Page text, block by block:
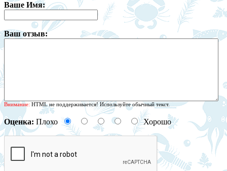
Ваше Имя:
Ваш отзыв:
Внимание: HTML не поддерживается! Используйте обычный текст.
Оценка: Плохо Хорошо